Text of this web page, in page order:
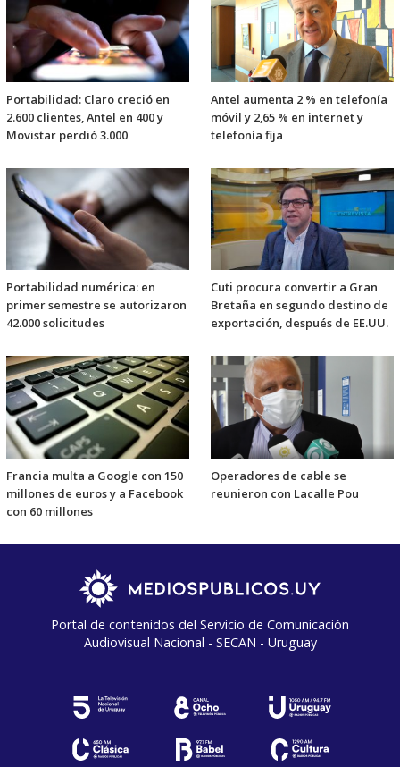
Portabilidad: Claro creció en
2.600 clientes, Antel en 400 y
Movistar perdió 3.000
Antel aumenta 2 % en telefonía
móvil y 2,65 % en internet y
telefonía fija
Portabilidad numérica: en
primer semestre se autorizaron
42.000 solicitudes
Cuti procura convertir a Gran
Bretaña en segundo destino de
exportación, después de EE.UU.
Francia multa a Google con 150
millones de euros y a Facebook
con 60 millones
Operadores de cable se
reunieron con Lacalle Pou
Portal de contenidos del Servicio de Comunicación
Audiovisual Nacional - SECAN - Uruguay